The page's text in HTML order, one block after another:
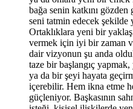
bağa senin katkını
seni tatmin edecek şekilde
Ortaklıklara yeni bir
vermek için iyi bir zaman
dair vizyonun şu anda
taze bir başlangıç
ya da bir şeyi hayata
içerebilir. Hem ikna etme
güçleniyor. Başkasının